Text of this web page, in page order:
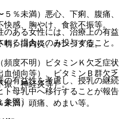
ある女性には、治療上の有益
る場合にのみ投与すること。
の有益性を考慮し、授乳の継続
ト母乳中へ移行することが報告
参照〕。
％未満）悪心、下痢、腹痛、
快感、胸やけ、食欲不振等。
）口内炎、カンジダ症。
度不明）ビタミンＫ欠乏症状
血傾向等）、ビタミンＢ群欠乏
振、神経炎等）。
満）頭痛、めまい等。